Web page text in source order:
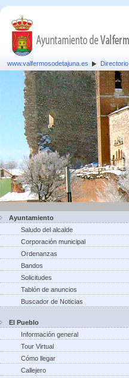
www.valfermosodetajuna.es Directorio
Ayuntamiento
Saludo del alcalde
Corporación municipal
Ordenanzas
Bandos
Solicitudes
Tablón de anuncios
Buscador de Noticias
El Pueblo
Información general
Tour Virtual
Cómo llegar
Callejero